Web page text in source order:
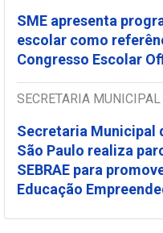
SME apresenta
escolar como
Congresso Escolar
SECRETARIA MUNICIPAL
Secretaria Municipal
São Paulo realiza
SEBRAE para
Educação